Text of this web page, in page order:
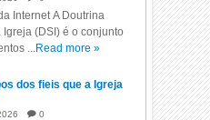
Internet A Doutrina
Igreja (DSI) é o conjunto
...Read more »
dos fieis que a Igreja
0